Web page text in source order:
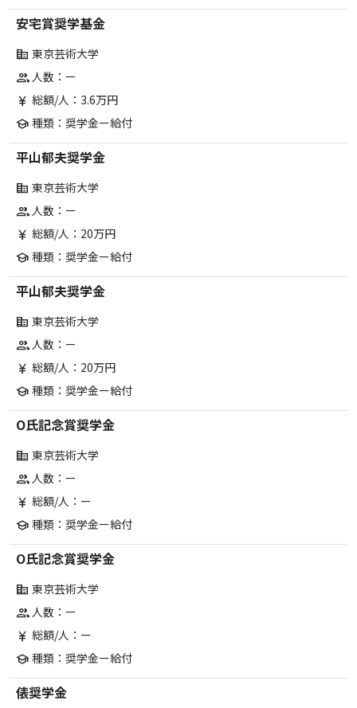
安宅賞奨学基金
corporate_fare 東京芸術大学
group人数：ー
currency_yen 総額/人：3.6万円
school 種類：奨学金ー給付
平山郁夫奨学金
corporate_fare 東京芸術大学
group人数：ー
currency_yen 総額/人：20万円
school 種類：奨学金ー給付
平山郁夫奨学金
corporate_fare 東京芸術大学
group人数：ー
currency_yen 総額/人：20万円
school 種類：奨学金ー給付
O氏記念賞奨学金
corporate_fare 東京芸術大学
group人数：ー
currency_yen 総額/人：ー
school 種類：奨学金ー給付
O氏記念賞奨学金
corporate_fare 東京芸術大学
group人数：ー
currency_yen 総額/人：ー
school 種類：奨学金ー給付
俵奨学金